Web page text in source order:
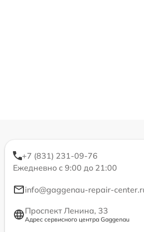
+7 (831) 231-09-76
Ежедневно с 9:00 до 21:00
info@gaggenau-repair-
Проспект Ленина, 33
Адрес сервисного центра Gaggenau